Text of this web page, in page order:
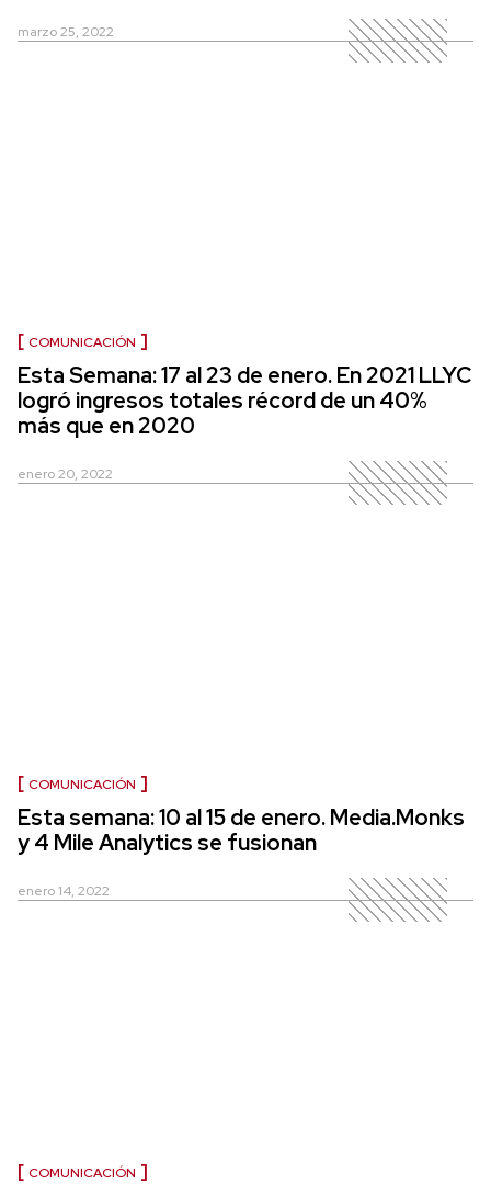
marzo 25, 2022
COMUNICACIÓN
Esta Semana: 17 al 23 de enero. En 2021 LLYC
logró ingresos totales récord de un 40%
más que en 2020
enero 20, 2022
COMUNICACIÓN
Esta semana: 10 al 15 de enero. Media.Monks
y 4 Mile Analytics se fusionan
enero 14, 2022
COMUNICACIÓN